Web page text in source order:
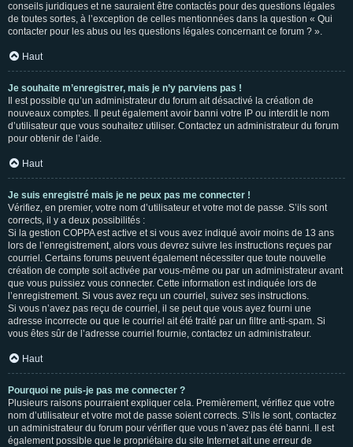
conseils juridiques et ne sauraient être contactés pour des questions légales
de toutes sortes, à l’exception de celles mentionnées dans la question « Qui
contacter pour les abus ou les questions légales concernant ce forum ? ».
Haut
Je souhaite m’enregistrer, mais je n’y parviens pas !
Il est possible qu’un administrateur du forum ait désactivé la création de
nouveaux comptes. Il peut également avoir banni votre IP ou interdit le nom
d’utilisateur que vous souhaitez utiliser. Contactez un administrateur du forum
pour obtenir de l’aide.
Haut
Je suis enregistré mais je ne peux pas me connecter !
Vérifiez, en premier, votre nom d’utilisateur et votre mot de passe. S’ils sont
corrects, il y a deux possibilités :
Si la gestion COPPA est active et si vous avez indiqué avoir moins de 13 ans
lors de l’enregistrement, alors vous devrez suivre les instructions reçues par
courriel. Certains forums peuvent également nécessiter que toute nouvelle
création de compte soit activée par vous-même ou par un administrateur avant
que vous puissiez vous connecter. Cette information est indiquée lors de
l’enregistrement. Si vous avez reçu un courriel, suivez ses instructions.
Si vous n’avez pas reçu de courriel, il se peut que vous ayez fourni une
adresse incorrecte ou que le courriel ait été traité par un filtre anti-spam. Si
vous êtes sûr de l’adresse courriel fournie, contactez un administrateur.
Haut
Pourquoi ne puis-je pas me connecter ?
Plusieurs raisons pourraient expliquer cela. Premièrement, vérifiez que votre
nom d’utilisateur et votre mot de passe soient corrects. S’ils le sont, contactez
un administrateur du forum pour vérifier que vous n’avez pas été banni. Il est
également possible que le propriétaire du site Internet ait une erreur de